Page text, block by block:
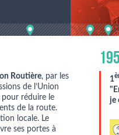
Routière, par les
de l’Union
pour réduire le
de la route.
locale. Le
ses portes à
1
je